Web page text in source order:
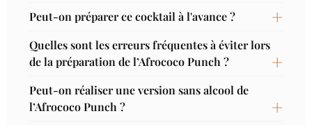
Peut-on préparer ce cocktail à l'avance ?
Quelles sont les erreurs fréquentes à éviter lors
de la préparation de l’Afrococo Punch ?
Peut-on réaliser une version sans alcool de
l’Afrococo Punch ?